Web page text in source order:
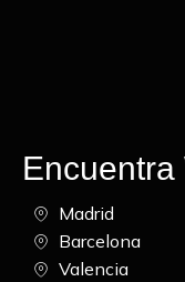
Madrid
Barcelona
Valencia